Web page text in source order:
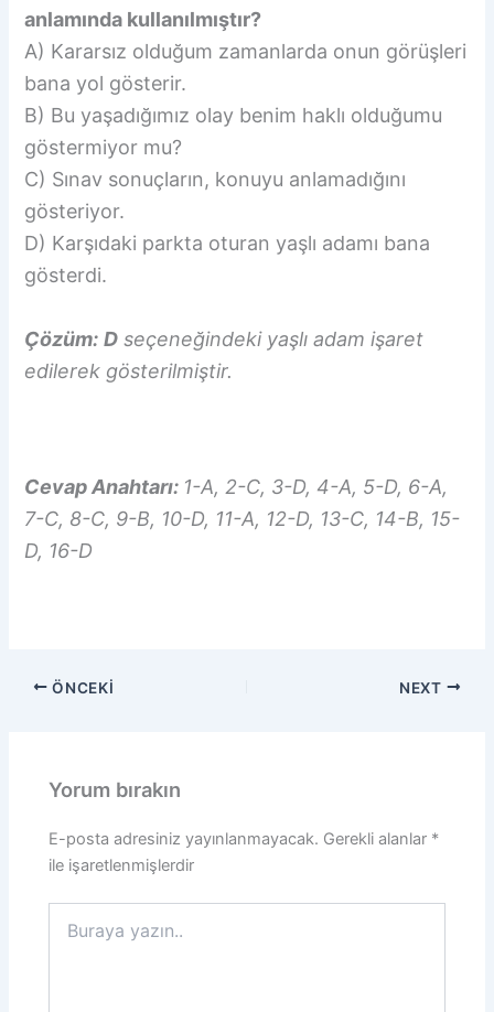
anlamında kullanılmıştır?
A) Kararsız olduğum zamanlarda onun görüşleri
bana yol gösterir.
B) Bu yaşadığımız olay benim haklı olduğumu
göstermiyor mu?
C) Sınav sonuçların, konuyu anlamadığını
gösteriyor.
D) Karşıdaki parkta oturan yaşlı adamı bana
gösterdi.
Çözüm: D seçeneğindeki yaşlı adam işaret
edilerek gösterilmiştir.
Cevap Anahtarı: 1-A, 2-C, 3-D, 4-A, 5-D, 6-A,
7-C, 8-C, 9-B, 10-D, 11-A, 12-D, 13-C, 14-B, 15-
D, 16-D
ÖNCEKI NEXT
Yorum bırakın
E-posta adresiniz yayınlanmayacak. Gerekli alanlar *
ile işaretlenmişlerdir
yazın..